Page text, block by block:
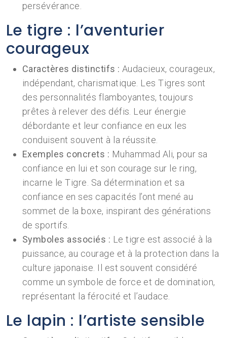
persévérance.
Le tigre : l’aventurier
courageux
Caractères distinctifs : Audacieux, courageux,
indépendant, charismatique. Les Tigres sont
des personnalités flamboyantes, toujours
prêtes à relever des défis. Leur énergie
débordante et leur confiance en eux les
conduisent souvent à la réussite.
Exemples concrets : Muhammad Ali, pour sa
confiance en lui et son courage sur le ring,
incarne le Tigre. Sa détermination et sa
confiance en ses capacités l’ont mené au
sommet de la boxe, inspirant des générations
de sportifs.
Symboles associés : Le tigre est associé à la
puissance, au courage et à la protection dans la
culture japonaise. Il est souvent considéré
comme un symbole de force et de domination,
représentant la férocité et l’audace.
Le lapin : l’artiste sensible